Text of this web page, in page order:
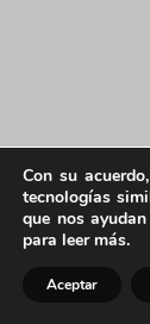
Con su
tecnologías
que nos
para leer más.
Aceptar